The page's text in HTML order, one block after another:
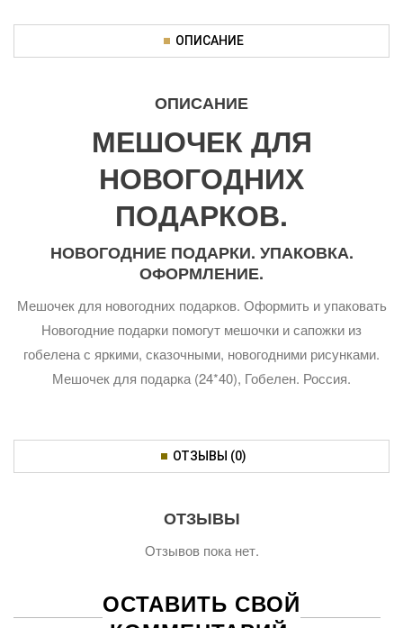
ОПИСАНИЕ
ОПИСАНИЕ
МЕШОЧЕК ДЛЯ
НОВОГОДНИХ
ПОДАРКОВ.
НОВОГОДНИЕ ПОДАРКИ. УПАКОВКА.
ОФОРМЛЕНИЕ.
Мешочек для новогодних подарков. Оформить и упаковать
Новогодние подарки помогут мешочки и сапожки из
гобелена с яркими, сказочными, новогодними рисунками.
Мешочек для подарка (24*40), Гобелен. Россия.
ОТЗЫВЫ (0)
ОТЗЫВЫ
Отзывов пока нет.
ОСТАВИТЬ СВОЙ